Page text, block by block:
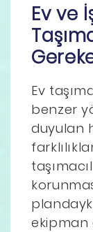
Ev ve
Ev
benzer
duyulan
ekipman